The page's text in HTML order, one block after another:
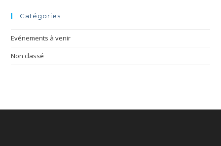
Catégories
Evénements à venir
Non classé